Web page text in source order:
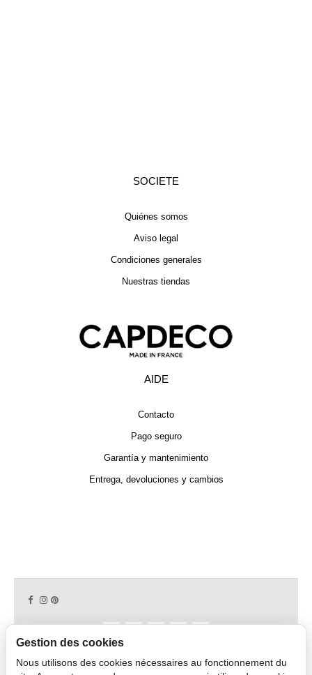
SOCIETE
Quiénes somos
Aviso legal
Condiciones generales
Nuestras tiendas
AIDE
Contacto
Pago seguro
Garantía y mantenimiento
Entrega, devoluciones y cambios
Copyright © 2026 CAPDECO.
Gestion des cookies
Nous utilisons des cookies nécessaires au fonctionnement du